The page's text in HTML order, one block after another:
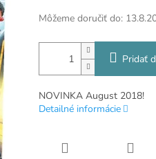
Môžeme doručiť do:
Pridať
NOVINKA August 2018!
Detailné informácie